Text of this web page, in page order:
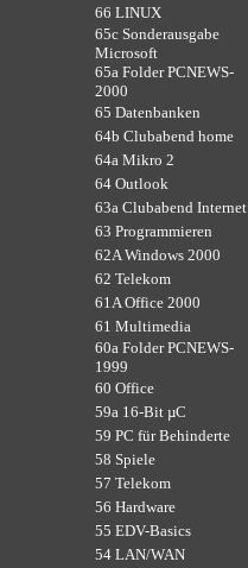
66 LINUX
65c Sonderausgabe
Microsoft
65a Folder PCNEWS-
2000
65 Datenbanken
64b Clubabend home
64a Mikro 2
64 Outlook
63a Clubabend Internet
63 Programmieren
62A Windows 2000
62 Telekom
61A Office 2000
61 Multimedia
60a Folder PCNEWS-
1999
60 Office
59a 16-Bit µC
59 PC für Behinderte
58 Spiele
57 Telekom
56 Hardware
55 EDV-Basics
54 LAN/WAN